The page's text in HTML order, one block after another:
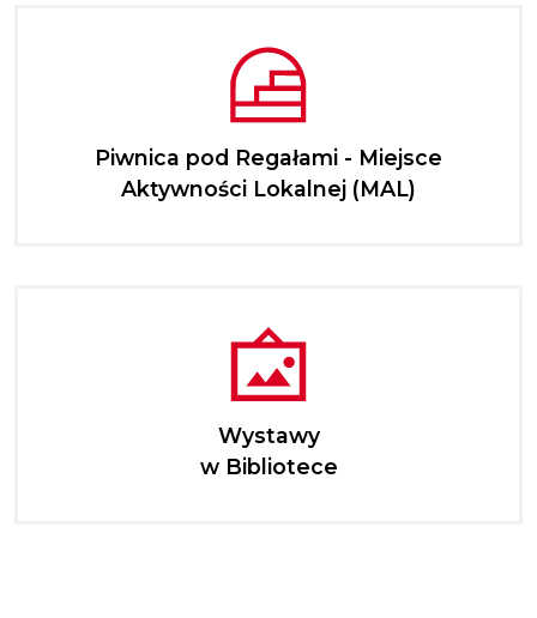
Piwnica pod Regałami - Miejsce
Aktywności Lokalnej (MAL)
Wystawy
w Bibliotece